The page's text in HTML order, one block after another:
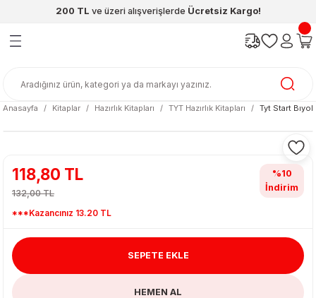
200 TL ve üzeri alışverişlerde Ücretsiz Kargo!
Geri Dön
Geri Dön
& Matara
Geri Dön
Geri Dön
Geri Dön
Geri Dön
Anasayfa
Kitaplar Hazırlık Kitapları TYT Hazırlık Kitapları Tyt Start
118,80 TL
132,00 TL
***Kazancınız 13.20 TL
%10
İndirim
SEPETE EKLE
HEMEN AL